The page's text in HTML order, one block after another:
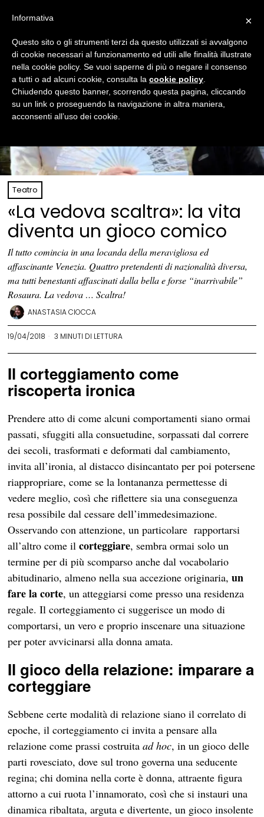
Teatro
«La vedova scaltra»: la vita
diventa un gioco comico
Il tutto comincia in una locanda della meravigliosa ed
affascinante Venezia. Quattro pretendenti di nazionalità diversa,
ma tutti benestanti affascinati dalla bella e forse “inarrivabile”
Rosaura. La vedova … Scaltra!
ANASTASIA CIOCCA
19/04/2018 3 MINUTI DI LETTURA
Il corteggiamento come
riscoperta ironica
Prendere atto di come alcuni comportamenti siano ormai
passati, sfuggiti alla consuetudine, sorpassati dal correre
dei secoli, trasformati e deformati dal cambiamento,
invita all’ironia, al distacco disincantato per poi potersene
riappropriare, come se la lontananza permettesse di
vedere meglio, così che riflettere sia una conseguenza
resa possibile dal cessare dell’immedesimazione.
Osservando con attenzione, un particolare rapportarsi
all’altro come ilcorteggiare, sembra ormai solo un
termine per di più scomparso anche dal vocabolario
abitudinario, almeno nella sua accezione originaria,un
fare la corte, un atteggiarsi come presso una residenza
regale. Il corteggiamento ci suggerisce un modo di
comportarsi, un vero e proprio inscenare una situazione
per poter avvicinarsi alla donna amata.
Il gioco della relazione: imparare a
corteggiare
Sebbene certe modalità di relazione siano il correlato di
epoche, il corteggiamento ci invita a pensare alla
relazione come prassi costruitaad hoc, in un gioco delle
parti rovesciato, dove sul trono governa una seducente
regina; chi domina nella corte è donna, attraente figura
attorno a cui ruota l’innamorato, così che si instauri una
dinamica ribaltata, arguta e divertente, un gioco insolente
×
Informativa
Questo sito o gli strumenti terzi da questo utilizzati si avvalgono
di cookie necessari al funzionamento ed utili alle finalità illustrate
nella cookie policy. Se vuoi saperne di più o negare il consenso
a tutti o ad alcuni cookie, consulta la cookie policy
Chiudendo questo banner, scorrendo questa pagina, cliccando
su un link o proseguendo la navigazione in altra maniera,
acconsenti all’uso dei cookie.